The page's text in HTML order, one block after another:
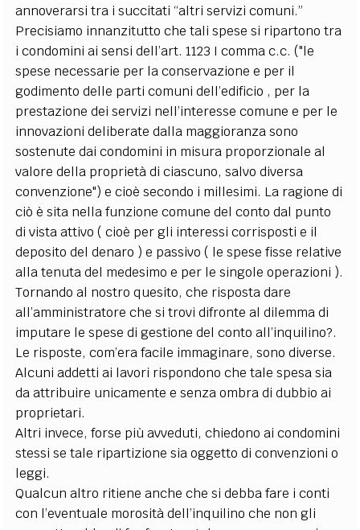
annoverarsi tra i succitati “altri servizi comuni.”
Precisiamo innanzitutto che tali spese si ripartono tra
i condomini ai sensi dell’art. 1123 I comma c.c. ("le
spese necessarie per la conservazione e per il
godimento delle parti comuni dell’edificio , per la
prestazione dei servizi nell’interesse comune e per le
innovazioni deliberate dalla maggioranza sono
sostenute dai condomini in misura proporzionale al
valore della proprietà di ciascuno, salvo diversa
convenzione") e cioè secondo i millesimi. La ragione di
ciò è sita nella funzione comune del conto dal punto
di vista attivo ( cioè per gli interessi corrisposti e il
deposito del denaro ) e passivo ( le spese fisse relative
alla tenuta del medesimo e per le singole operazioni ).
Tornando al nostro quesito, che risposta dare
all’amministratore che si trovi difronte al dilemma di
imputare le spese di gestione del conto all’inquilino?.
Le risposte, com’era facile immaginare, sono diverse.
Alcuni addetti ai lavori rispondono che tale spesa sia
da attribuire unicamente e senza ombra di dubbio ai
proprietari.
Altri invece, forse più avveduti, chiedono ai condomini
stessi se tale ripartizione sia oggetto di convenzioni o
leggi.
Qualcun altro ritiene anche che si debba fare i conti
con l’eventuale morosità dell’inquilino che non gli